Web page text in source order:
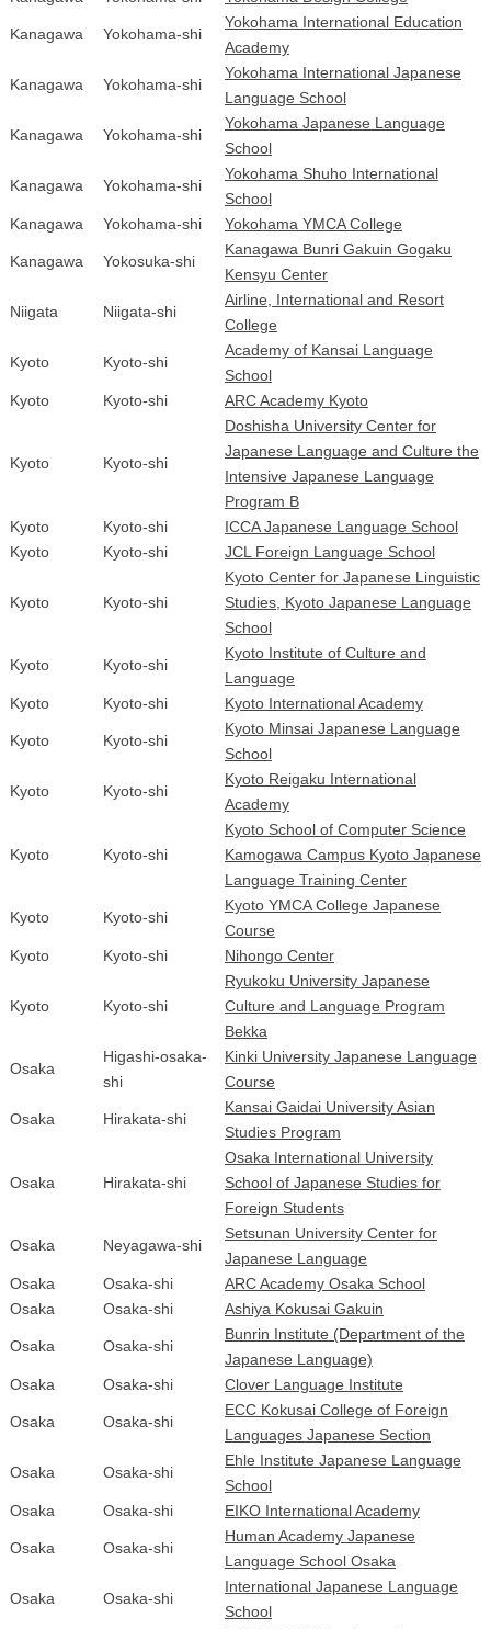
Kanagawa Yokohama-shi
Yokohama International Education
Academy
Kanagawa Yokohama-shi
Yokohama International Japanese
Language School
Kanagawa Yokohama-shi
Yokohama Japanese Language
School
Kanagawa Yokohama-shi
Yokohama Shuho International
School
Kanagawa
Yokohama-shi Yokohama YMCA College
Kanagawa Yokosuka-shi
Kanagawa Bunri Gakuin Gogaku
Kensyu Center
Niigata Niigata-shi
Airline, International and Resort
College
Kyoto Kyoto-shi
Academy of Kansai Language
School
Kyoto
Kyoto-shi ARC Academy Kyoto
Kyoto Kyoto-shi
Doshisha University Center for
Japanese Language and Culture the
Intensive Japanese Language
Program B
Kyoto
Kyoto-shi
ICCA Japanese Language School
Kyoto
Kyoto-shi JCL Foreign Language School
Kyoto Kyoto-shi
Kyoto Center for Japanese Linguistic
Studies, Kyoto Japanese Language
School
Kyoto Kyoto-shi
Kyoto Institute of Culture and
Language
Kyoto
Kyoto-shi Kyoto International Academy
Kyoto Kyoto-shi
Kyoto Minsai Japanese Language
School
Kyoto Kyoto-shi
Kyoto Reigaku International
Academy
Kyoto Kyoto-shi
Kyoto School of Computer Science
Kamogawa Campus Kyoto Japanese
Language Training Center
Kyoto Kyoto-shi
Kyoto YMCA College Japanese
Course
Kyoto
Kyoto-shi Nihongo Center
Kyoto Kyoto-shi
Ryukoku University Japanese
Culture and Language Program
Bekka
Osaka
Higashi-osaka-
shi
Kinki University Japanese Language
Course
Osaka Hirakata-shi
Kansai Gaidai University Asian
Studies Program
Osaka Hirakata-shi
Osaka International University
School of Japanese Studies for
Foreign Students
Osaka Neyagawa-shi
Setsunan University Center for
Japanese Language
Osaka
Osaka-shi
ARC Academy Osaka School
Osaka
Osaka-shi Ashiya Kokusai Gakuin
Osaka Osaka-shi
Bunrin Institute (Department of the
Japanese Language)
Osaka
Osaka-shi Clover Language Institute
Osaka Osaka-shi
ECC Kokusai College of Foreign
Languages Japanese Section
Osaka Osaka-shi
Ehle Institute Japanese Language
School
Osaka
Osaka-shi EIKO International Academy
Osaka Osaka-shi
Human Academy Japanese
Language School Osaka
Osaka Osaka-shi
International Japanese Language
School